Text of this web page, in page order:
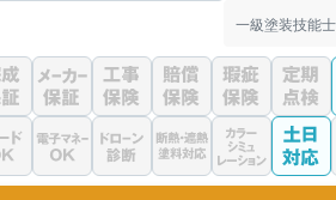
一級塗装技能